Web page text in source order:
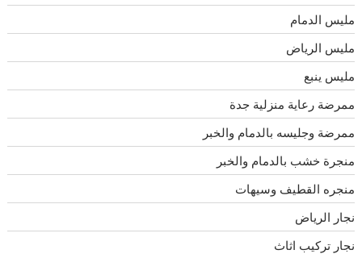
مليس الدمام
مليس الرياض
مليس ينبع
ممرضة رعاية منزلية جدة
ممرضة وجليسه بالدمام والخبر
منجرة خشب بالدمام والخبر
منجره القطيف وسيهات
نجار الرياض
نجار تركيب اثاث